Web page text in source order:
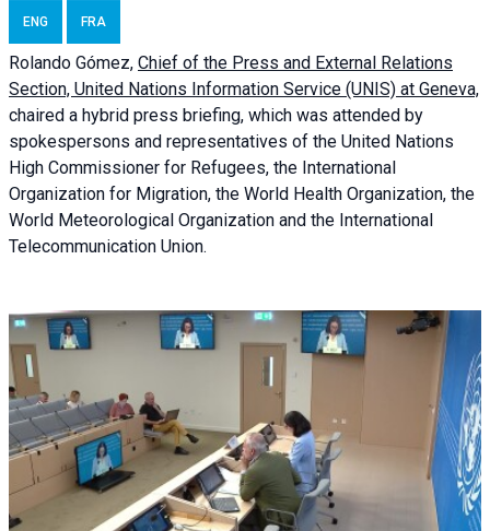
ENG FRA
Rolando Gómez, Chief of the Press and External Relations
Section, United Nations Information Service (UNIS) at Geneva,
chaired a hybrid press briefing, which was attended by
spokespersons and representatives of the United Nations
High Commissioner for Refugees, the International
Organization for Migration, the World Health Organization, the
World Meteorological Organization and the International
Telecommunication Union.